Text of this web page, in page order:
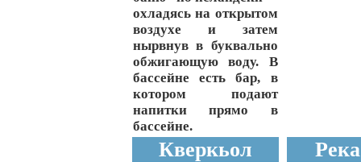
охладясь на открытом
воздухе и затем
нырвнув в буквально
обжигающую воду. В
бассейне есть бар, в
котором подают
напитки прямо в
бассейне.
Кверкьол